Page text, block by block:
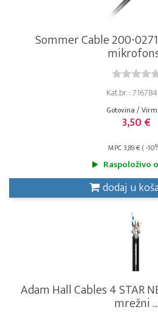
Sommer Cable 200-
Kat.br. :
Gotovina /
3,50 €
MPC 3,89 € ( -
Raspoloživo
dodaj u
Adam Hall Cables 4 STAR
mrežni ...